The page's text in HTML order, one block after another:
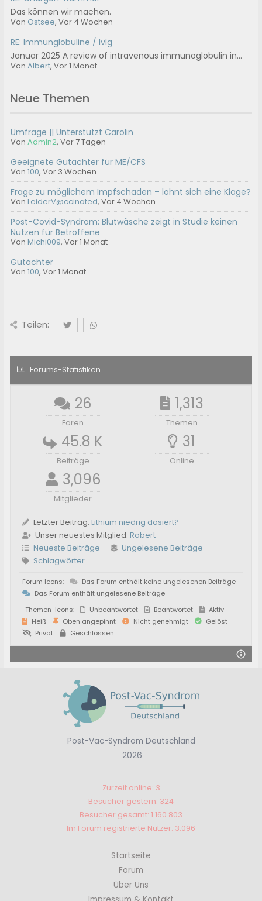
Das können wir machen.
Von Ostsee, Vor 4 Wochen
RE: Immunglobuline / IvIg
Januar 2025 A review of intravenous immunoglobulin in...
VonAlbert, Vor 1 Monat
Neue Themen
Umfrage || Unterstützt Carolin
VonAdmin2,Vor 7 Tagen
Geeignete Gutachter für ME/CFS
Von100,Vor 3 Wochen
Frage zu möglichem Impfschaden – lohnt sich eine Klage?
VonLeiderV@ccinated,Vor 4 Wochen
Post-Covid-Syndrom: Blutwäsche zeigt in Studie keinen
Nutzen für Betroffene
VonMichi009,Vor 1 Monat
Gutachter
Von100,Vor 1 Monat
Teilen:
Forums-Statistiken
26
Foren
1,313
Themen
45.8 K
Beiträge
31
Online
3,096
Mitglieder
Letzter Beitrag: Lithium niedrig dosiert?
Unser neuestes Mitglied: Robert
Neueste Beiträge
Ungelesene Beiträge
Schlagwörter
Forum Icons:
Das Forum enthält keine ungelesenen Beiträge
Das Forum enthält ungelesene Beiträge
Themen-Icons:
Unbeantwortet Beantwortet
Aktiv
Heiß
Oben angepinnt Nicht genehmigt
Gelöst
Privat
Geschlossen
Post-Vac-Syndrom Deutschland
2026
Zurzeit online: 3
Besucher gestern: 324
Besucher gesamt: 1.160.803
Im Forum registrierte Nutzer: 3.096
Startseite
Forum
Über Uns